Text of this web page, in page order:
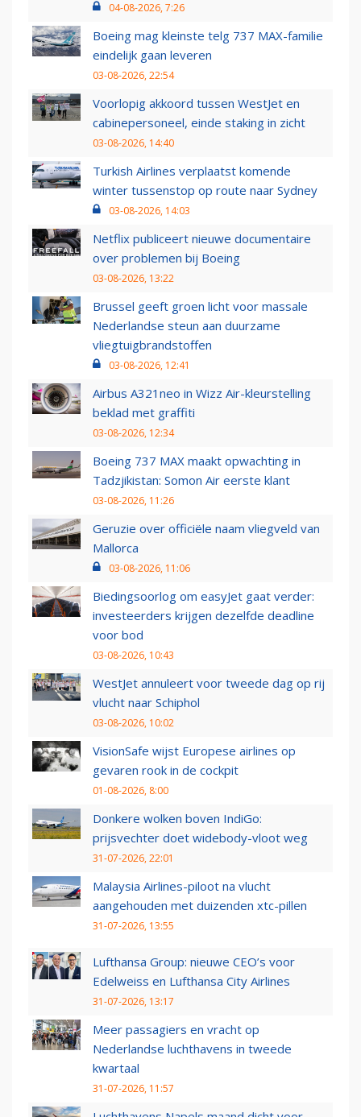
04-08-2026, 7:26
Boeing mag kleinste telg 737 MAX-familie
eindelijk gaan leveren
03-08-2026, 22:54
Voorlopig akkoord tussen WestJet en
cabinepersoneel, einde staking in zicht
03-08-2026, 14:40
Turkish Airlines verplaatst komende
winter tussenstop op route naar Sydney
03-08-2026, 14:03
Netflix publiceert nieuwe documentaire
over problemen bij Boeing
03-08-2026, 13:22
Brussel geeft groen licht voor massale
Nederlandse steun aan duurzame
vliegtuigbrandstoffen
03-08-2026, 12:41
Airbus A321neo in Wizz Air-kleurstelling
beklad met graffiti
03-08-2026, 12:34
Boeing 737 MAX maakt opwachting in
Tadzjikistan: Somon Air eerste klant
03-08-2026, 11:26
Geruzie over officiële naam vliegveld van
Mallorca
03-08-2026, 11:06
Biedingsoorlog om easyJet gaat verder:
investeerders krijgen dezelfde deadline
voor bod
03-08-2026, 10:43
WestJet annuleert voor tweede dag op rij
vlucht naar Schiphol
03-08-2026, 10:02
VisionSafe wijst Europese airlines op
gevaren rook in de cockpit
01-08-2026, 8:00
Donkere wolken boven IndiGo:
prijsvechter doet widebody-vloot weg
31-07-2026, 22:01
Malaysia Airlines-piloot na vlucht
aangehouden met duizenden xtc-pillen
31-07-2026, 13:55
Lufthansa Group: nieuwe CEO’s voor
Edelweiss en Lufthansa City Airlines
31-07-2026, 13:17
Meer passagiers en vracht op
Nederlandse luchthavens in tweede
kwartaal
31-07-2026, 11:57